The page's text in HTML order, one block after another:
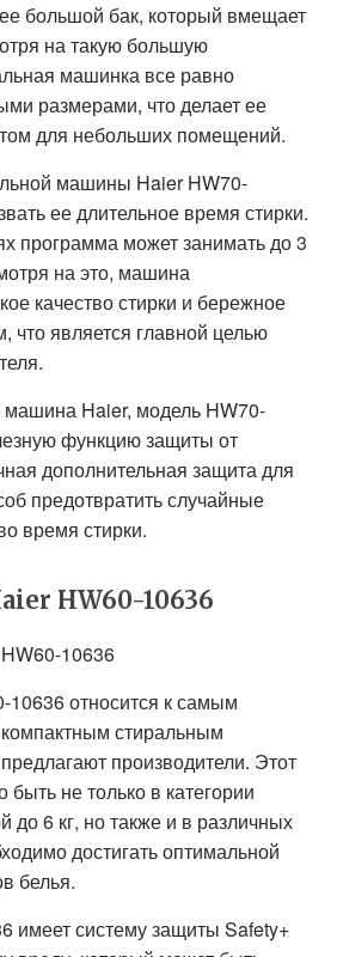
большой бак, который вмещает
на такую большую
машинка все равно
размерами, что делает ее
для небольших помещений.
машины Haier HW70-
ее длительное время стирки.
программа может занимать до 3
на это, машина
качество стирки и бережное
что является главной целью
машина Haier, модель HW70-
функцию защиты от
дополнительная защита для
предотвратить случайные
время стирки.
HW60-10636
относится к самым
стиральным
производители. Этот
быть не только в категории
до 6 кг, но также и в различных
достигать оптимальной
белья.
имеет систему защиты Safety+